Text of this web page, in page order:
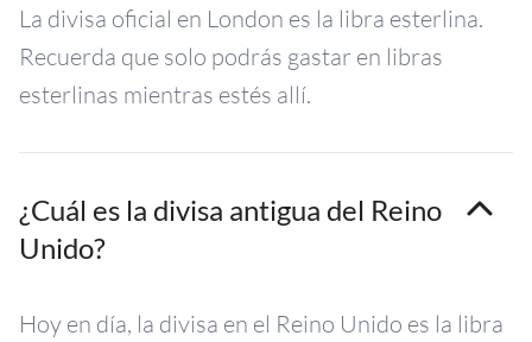
La divisa oficial en London es la libra esterlina.
Recuerda que solo podrás gastar en libras
esterlinas mientras estés allí.
¿Cuál es la divisa antigua del Reino
Unido?
Hoy en día, la divisa en el Reino Unido es la libra